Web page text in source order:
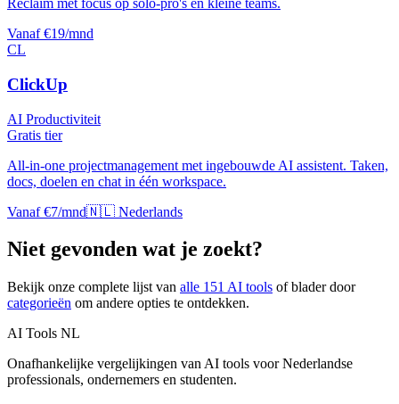
Reclaim met focus op solo-pro's en kleine teams.
Vanaf €19/mnd
CL
ClickUp
AI Productiviteit
Gratis tier
All-in-one projectmanagement met ingebouwde AI assistent. Taken,
docs, doelen en chat in één workspace.
Vanaf €7/mnd🇳🇱 Nederlands
Niet gevonden wat je zoekt?
Bekijk onze complete lijst van alle 151 AI tools of blader door
categorieën om andere opties te ontdekken.
AI Tools NL
Onafhankelijke vergelijkingen van AI tools voor Nederlandse
professionals, ondernemers en studenten.